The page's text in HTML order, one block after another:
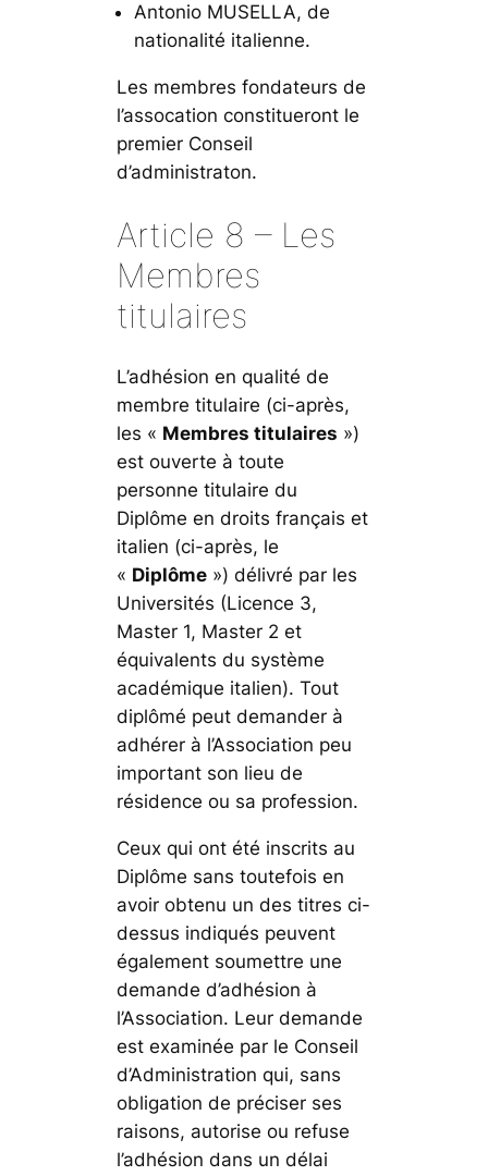
Antonio MUSELLA, de
nationalité italienne.
Les membres fondateurs de
l’assocation constitueront le
premier Conseil
d’administraton.
Article 8 – Les
Membres
titulaires
L’adhésion en qualité de
membre titulaire (ci-après,
les « Membres titulaires »)
est ouverte à toute
personne titulaire du
Diplôme en droits français et
italien (ci-après, le
« Diplôme ») délivré par les
Universités (Licence 3,
Master 1, Master 2 et
équivalents du système
académique italien). Tout
diplômé peut demander à
adhérer à l’Association peu
important son lieu de
résidence ou sa profession.
Ceux qui ont été inscrits au
Diplôme sans toutefois en
avoir obtenu un des titres ci-
dessus indiqués peuvent
également soumettre une
demande d’adhésion à
l’Association. Leur demande
est examinée par le Conseil
d’Administration qui, sans
obligation de préciser ses
raisons, autorise ou refuse
l’adhésion dans un délai